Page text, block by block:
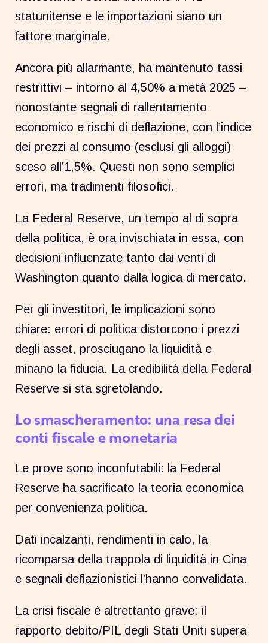
statunitense e le importazioni siano un
fattore marginale.
Ancora più allarmante, ha mantenuto tassi
restrittivi – intorno al 4,50% a metà 2025 –
nonostante segnali di rallentamento
economico e rischi di deflazione, con l’indice
dei prezzi al consumo (esclusi gli alloggi)
sceso all’1,5%. Questi non sono semplici
errori, ma tradimenti filosofici.
La Federal Reserve, un tempo al di sopra
della politica, è ora invischiata in essa, con
decisioni influenzate tanto dai venti di
Washington quanto dalla logica di mercato.
Per gli investitori, le implicazioni sono
chiare: errori di politica distorcono i prezzi
degli asset, prosciugano la liquidità e
minano la fiducia. La credibilità della Federal
Reserve si sta sgretolando.
Lo smascheramento: una resa dei
conti fiscale e monetaria
Le prove sono inconfutabili: la Federal
Reserve ha sacrificato la teoria economica
per convenienza politica.
Dati incalzanti, rendimenti in calo, la
ricomparsa della trappola di liquidità in Cina
e segnali deflazionistici l’hanno convalidata.
La crisi fiscale è altrettanto grave: il
rapporto debito/PIL degli Stati Uniti supera